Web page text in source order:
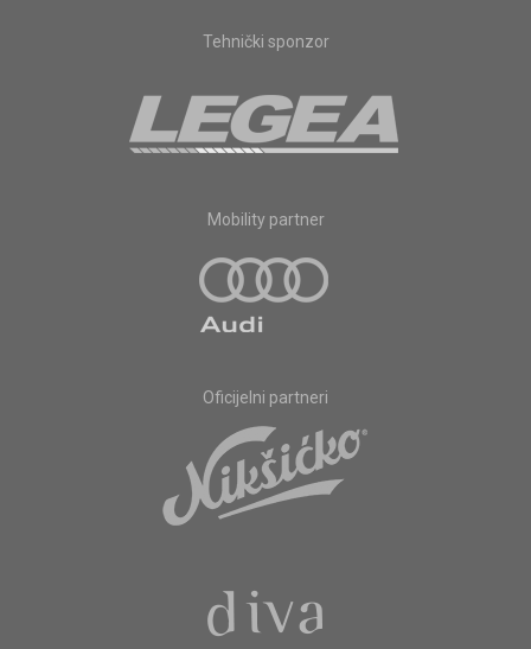
Tehnički sponzor
Mobility partner
Oficijelni partneri